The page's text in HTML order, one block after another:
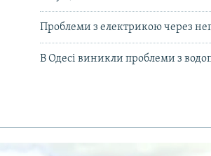
Проблеми з електрикою через
В Одесі виникли проблеми з